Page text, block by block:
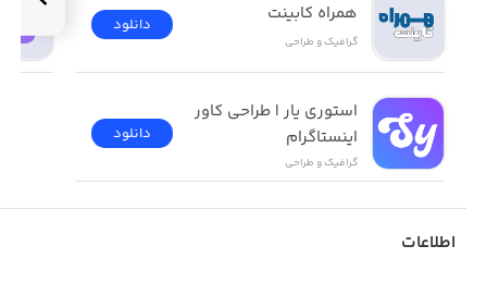
همراه کابینت
گرافیک و طراحی
دانلود
استوری یار | طراحی کاور
اینستاگرام
گرافیک و طراحی
دانلود
اطلاعات